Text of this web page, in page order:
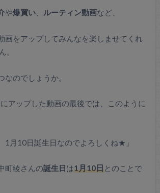
や爆買い、 ルーティン動画など、
画をアップしてみんなを楽しませてくれ
。
のでしょうか。
アップした動画の最後では、このように
1月10日誕生日なのでよろしくね★」
町綾さんの誕生日は1月10日とのことで